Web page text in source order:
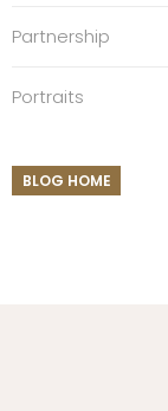
Partnership
Portraits
BLOG HOME